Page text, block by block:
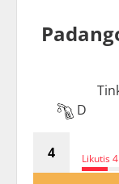
D
Likutis 4